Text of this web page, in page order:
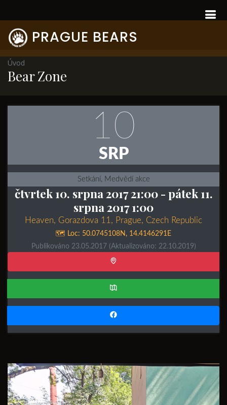
PRAGUE BEARS
Úvod
Bear Zone
10
SRP
Setkání, Medvědí akce
čtvrtek 10. srpna 2017 21:00- pátek 11.
srpna 2017 1:00
Heaven, Gorazdova 11, Prague, Czech Republic
🗺️ Loc: 50.0745108N , 14.4146291E
Publikováno 23.05.2017 (Aktualizováno: 22.10.2019)